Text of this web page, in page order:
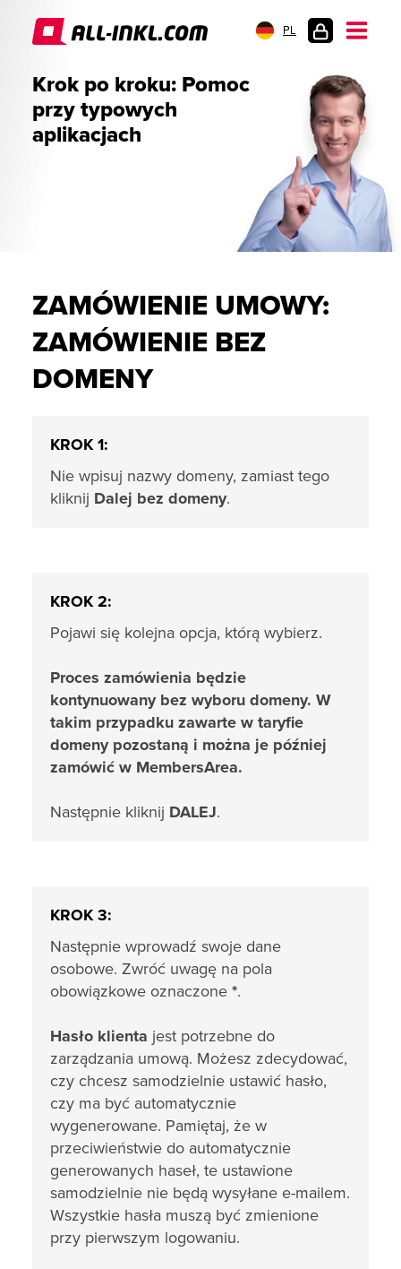
PL
Krok po kroku: Pomoc
przy typowych
aplikacjach
ZAMÓWIENIE UMOWY:
ZAMÓWIENIE BEZ
DOMENY
KROK 1:
Nie wpisuj nazwy domeny, zamiast tego
kliknij Dalej bez domeny.
KROK 2:
Pojawi się kolejna opcja, którą wybierz.
Proces zamówienia będzie
kontynuowany bez wyboru domeny. W
takim przypadku zawarte w taryfie
domeny pozostaną i można je później
zamówić w MembersArea.
Następnie kliknij DALEJ.
KROK 3:
Następnie wprowadź swoje dane
osobowe. Zwróć uwagę na pola
obowiązkowe oznaczone *.
Hasło klienta jest potrzebne do
zarządzania umową. Możesz zdecydować,
czy chcesz samodzielnie ustawić hasło,
czy ma być automatycznie
wygenerowane. Pamiętaj, że w
przeciwieństwie do automatycznie
generowanych haseł, te ustawione
samodzielnie nie będą wysyłane e-mailem.
Wszystkie hasła muszą być zmienione
przy pierwszym logowaniu.